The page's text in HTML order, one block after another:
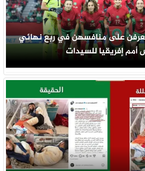
على منافسهن في ربع نهائي
أمم إفريقيا للسيدات